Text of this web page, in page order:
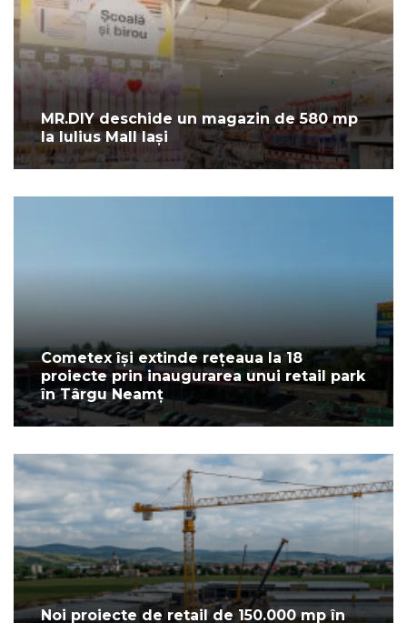
MR.DIY deschide un magazin de 580 mp
la Iulius Mall Iași
Cometex își extinde rețeaua la 18
proiecte prin inaugurarea unui retail park
în Târgu Neamț
Noi proiecte de retail de 150.000 mp în